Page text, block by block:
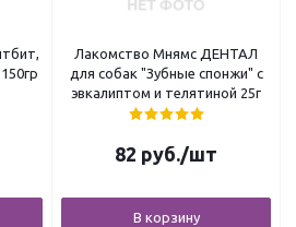
Лакомство Мнямс ДЕНТАЛ
для собак "Зубные спонжи" с
эвкалиптом и телятиной 25г
82 руб./шт
В корзину